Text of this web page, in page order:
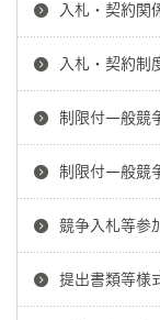
入札・契約関
入札・契約制
制限付一般競
制限付一般競
競争入札等参
提出書類等様